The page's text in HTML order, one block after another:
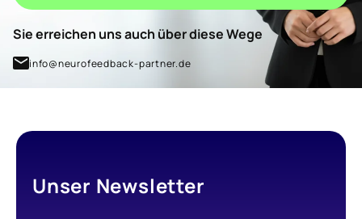
Sie erreichen uns auch über diese Wege
info@neurofeedback-partner.de
Unser Newsletter